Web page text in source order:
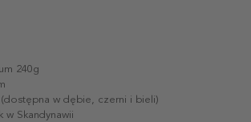
240g
w dębie, czerni i bieli)
w Skandynawii